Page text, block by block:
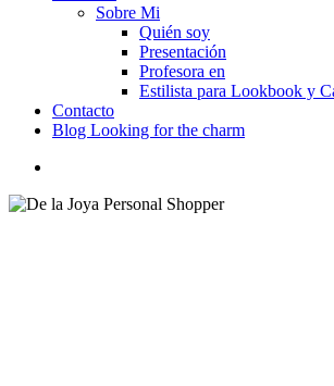
Sobre Mi
Quién soy
Presentación
Profesora en
Estilista para Lookbook y
Contacto
Blog Looking for the charm